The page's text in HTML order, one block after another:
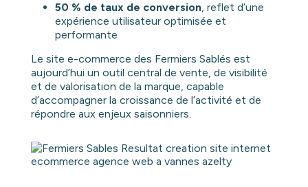
50 % de taux de conversion, reflet d’une
expérience utilisateur optimisée et
performante
Le site e-commerce des Fermiers Sablés est
aujourd’hui un outil central de vente, de visibilité
et de valorisation de la marque, capable
d’accompagner la croissance de l’activité et de
répondre aux enjeux saisonniers.